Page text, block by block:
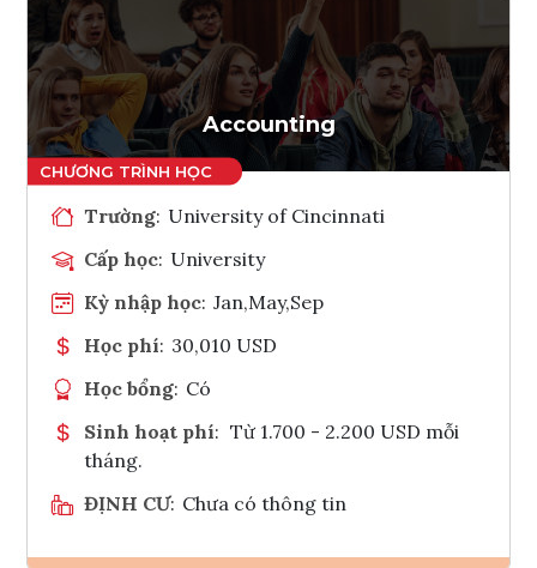
Accounting
Trường: University of Cincinnati
Cấp học: University
Kỳ nhập học: Jan,May,Sep
Học phí: 30,010 USD
Học bổng: Có
Sinh hoạt phí: Từ 1.700 - 2.200 USD mỗi
tháng.
ĐỊNH CƯ: Chưa có thông tin